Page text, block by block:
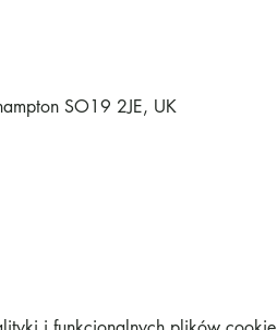
SO19 2JE, UK